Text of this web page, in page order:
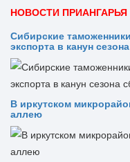
НОВОСТИ ПРИАНГАРЬЯ
Сибирские
экспорта в канун
В иркутском
аллею